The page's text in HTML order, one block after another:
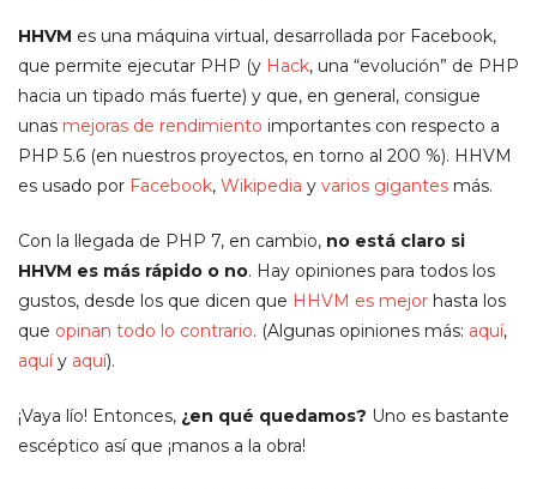
HHVM es una máquina virtual, desarrollada por Facebook,
que permite ejecutar PHP (y Hack, una “evolución” de PHP
hacia un tipado más fuerte) y que, en general, consigue
unas mejoras de rendimiento importantes con respecto a
PHP 5.6 (en nuestros proyectos, en torno al 200 %). HHVM
es usado por Facebook, Wikipedia y varios gigantes más.
Con la llegada de PHP 7, en cambio, no está claro si
HHVM es más rápido o no. Hay opiniones para todos los
gustos, desde los que dicen que HHVM es mejor hasta los
que opinan todo lo contrario. (Algunas opiniones más: aquí,
aquíy aquí).
¡Vaya lío! Entonces, ¿en qué quedamos? Uno es bastante
escéptico así que ¡manos a la obra!